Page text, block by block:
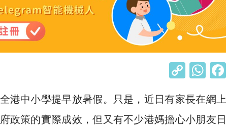
C
p
y
W
at
s
港中小學提早放暑假。只是，近日有家長在網上
政策的實際成效，但又有不少港媽擔心小朋友日